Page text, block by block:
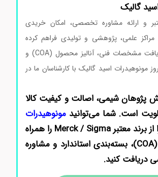
گالیک
و ارائه مشاوره تخصصی، امکان خریدی
علمی، پژوهشی و تولیدی فراهم کرده
است. جهت دریافت مشخصات فنی، آنالیز محصول (COA) و
اسید گالیک با کارشناسان ما در
شیمی، اصالت و کیفیت کالا
است. شما می‌توانیدمونوهیدرات
را از برند معتبر Merck / Sigma را همراه
با برگه آنالیز (COA)، بسته‌بندی استاندارد و مشاوره
کنید.